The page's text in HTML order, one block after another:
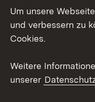
Social Wall
Um unsere
und verbessern zu
Cookies.
Weitere
unserer